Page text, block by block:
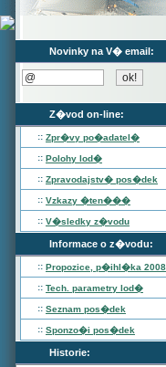
Novinky na V� email:
Z�vod on-line:
:: Zpr�vy po�adatel�
:: Polohy lod�
:: Zpravodajstv� pos�dek
:: Vzkazy �ten���
:: V�sledky z�vodu
Informace o z�vodu:
:: Propozice, p�ihl�ka 2008
:: Tech. parametry lod�
:: Seznam pos�dek
:: Sponzo�i pos�dek
Historie: